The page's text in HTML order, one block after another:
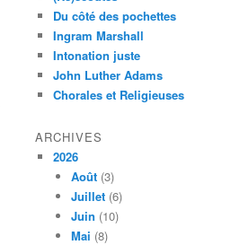
Du côté des pochettes
Ingram Marshall
Intonation juste
John Luther Adams
Chorales et Religieuses
ARCHIVES
2026
Août (3)
Juillet (6)
Juin (10)
Mai (8)